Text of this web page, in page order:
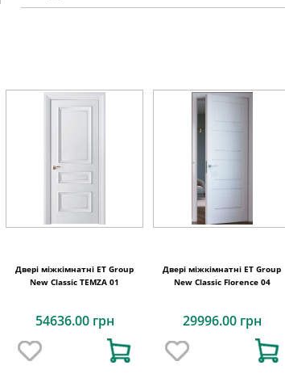
Двері міжкімнатні ET Group
New Classic TEMZA 01
54636.00 грн
Двері міжкімнатні ET Group
New Classic Florence 04
29996.00 грн